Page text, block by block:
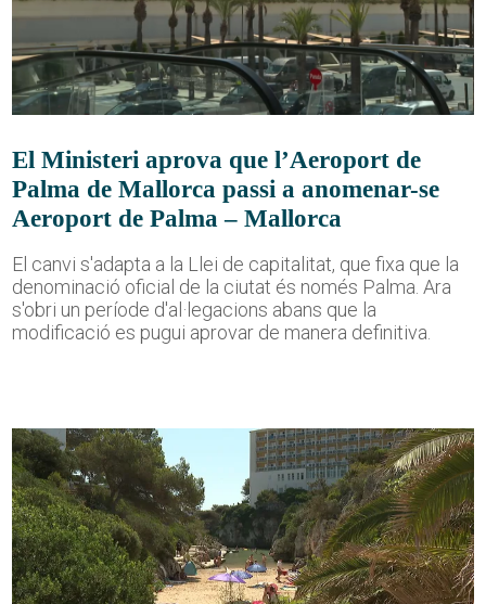
El Ministeri aprova que l’Aeroport de
Palma de Mallorca passi a anomenar-se
Aeroport de Palma – Mallorca
El canvi s'adapta a la Llei de capitalitat, que fixa que la
denominació oficial de la ciutat és només Palma. Ara
s'obri un període d'al·legacions abans que la
modificació es pugui aprovar de manera definitiva.